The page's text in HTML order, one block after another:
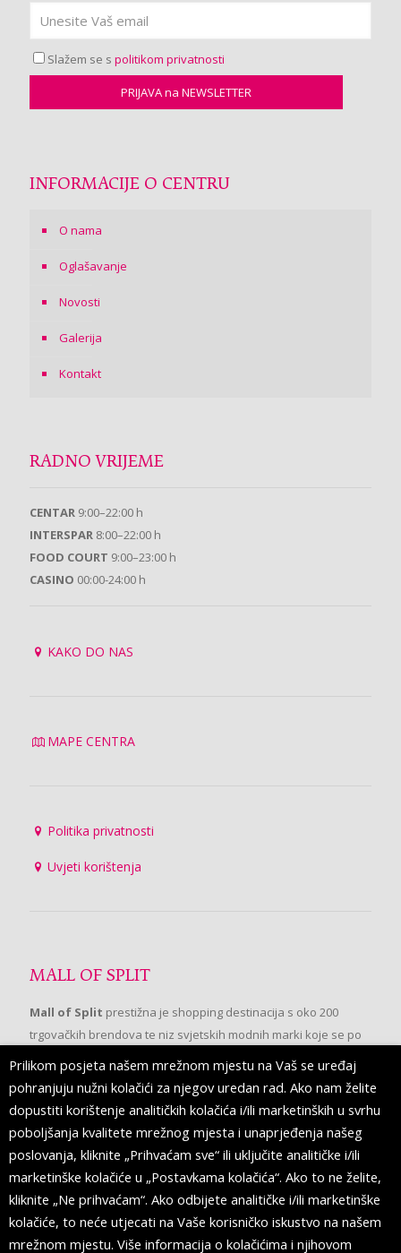
Slažem se s politikom privatnosti
INFORMACIJE O CENTRU
O nama
Oglašavanje
Novosti
Galerija
Kontakt
RADNO VRIJEME
CENTAR 9:00–22:00 h
INTERSPAR 8:00–22:00 h
FOOD COURT 9:00–23:00 h
CASINO 00:00-24:00 h
KAKO DO NAS
MAPE CENTRA
Politika privatnosti
Uvjeti korištenja
MALL OF SPLIT
Mall of Split prestižna je shopping destinacija s oko 200
trgovačkih brendova te niz svjetskih modnih marki koje se po
prvi put pojavljuju u Splitu.
PRATITE NAS
Prilikom posjeta našem mrežnom mjestu na Vaš se uređaj
pohranjuju nužni kolačići za njegov uredan rad. Ako nam želite
dopustiti korištenje analitičkih kolačića i/ili marketinških u svrhu
poboljšanja kvalitete mrežnog mjesta i unaprjeđenja našeg
poslovanja, kliknite „Prihvaćam sve“ ili uključite analitičke i/ili
marketinške kolačiće u „Postavkama kolačića“. Ako to ne želite,
kliknite „Ne prihvaćam“. Ako odbijete analitičke i/ili marketinške
kolačiće, to neće utjecati na Vaše korisničko iskustvo na našem
mrežnom mjestu. Više informacija o kolačićima i njihovom